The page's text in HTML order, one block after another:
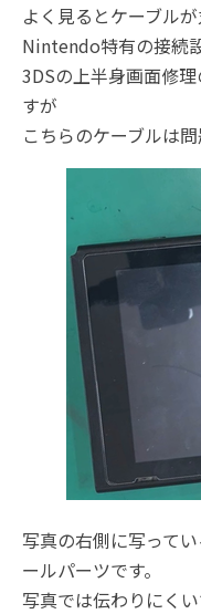
よく見るとケーブル
Nintendo特有の接続
3DSの上半身画面修
すが
こちらのケーブルは
写真の右側に写って
ールパーツです。
写真では伝わりにく